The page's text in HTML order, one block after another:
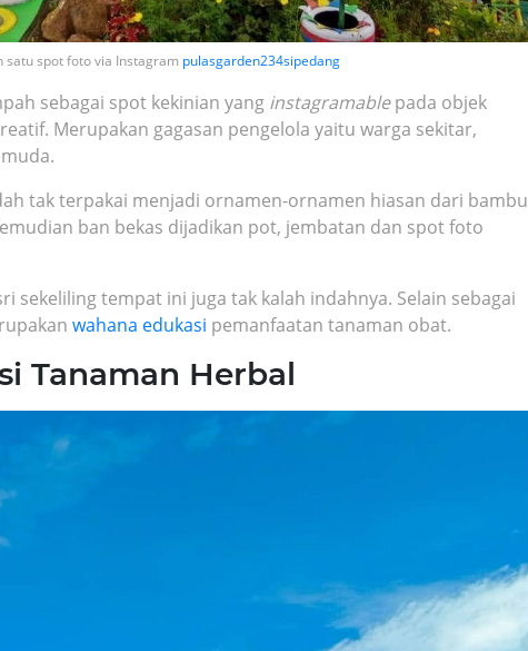
satu spot foto via Instagram pulasgarden234sipedang
sebagai spot kekinian yang instagramablepada objek
Merupakan gagasan pengelola yaitu warga sekitar,
tak terpakai menjadi ornamen-ornamen hiasan dari bambu
ban bekas dijadikan pot, jembatan dan spot foto
sekeliling tempat ini juga tak kalah indahnya. Selain sebagai
wahana edukasi pemanfaatan tanaman obat.
Tanaman Herbal